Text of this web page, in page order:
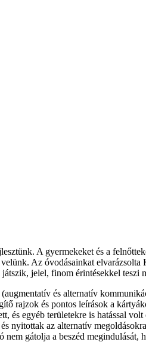
A gyermekeket és a
Az óvodásainkat
jelel, finom érintésekkel teszi
és alternatív
rajzok és pontos leírások a
és egyéb területekre is hatással
nyitottak az alternatív
gátolja a beszéd megindulását,